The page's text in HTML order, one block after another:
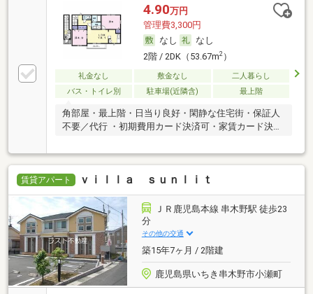
4.90万円
管理費3,300円
なし
なし
2階 / 2DK（53.67m2）
礼金なし 敷金なし
二人暮らし
バス・トイレ別
駐車場(近隣含) 最上階
角部屋・最上階・日当り良好・閑静な住宅街・保証人
不要／代行 ・初期費用カード決済可・家賃カード決済
賃貸アパート ｖｉｌｌａ ｓｕｎｌｉｔ
ＪＲ鹿児島本線 串木野駅 徒歩23
分
その他の交通
築15年7ヶ月 / 2階建
鹿児島県いちき串木野市小瀬町